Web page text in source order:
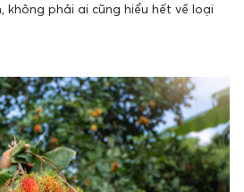
không phải ai cũng hiểu hết về loại